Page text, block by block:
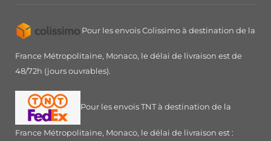
Pour les envois Colissimo à destination de la
France Métropolitaine, Monaco, le délai de livraison est de
48/72h (jours ouvrables).
Pour les envois TNT à destination de la
France Métropolitaine, Monaco, le délai de livraison est :